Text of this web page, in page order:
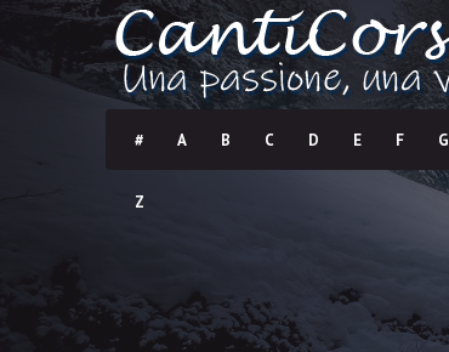
# A B C D E F G
Z